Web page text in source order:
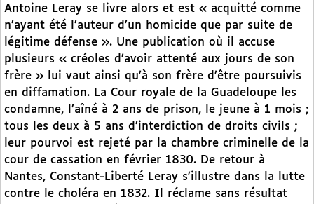
Antoine Leray se livre alors et est « acquitté comme
n’ayant été l’auteur d’un homicide que par suite de
légitime défense ». Une publication où il accuse
plusieurs « créoles d’avoir attenté aux jours de son
frère » lui vaut ainsi qu’à son frère d’être poursuivis
en diffamation. La Cour royale de la Guadeloupe les
condamne, l’aîné à 2 ans de prison, le jeune à 1 mois ;
tous les deux à 5 ans d’interdiction de droits civils ;
leur pourvoi est rejeté par la chambre criminelle de la
cour de cassation en février 1830. De retour à
Nantes, Constant-Liberté Leray s’illustre dans la lutte
contre le choléra en 1832. Il réclame sans résultat